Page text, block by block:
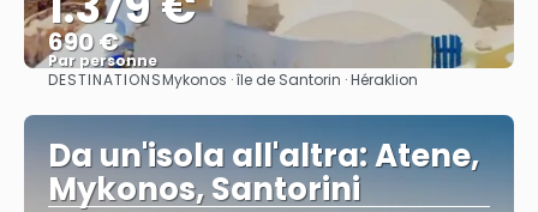
690 €
Par personne
Afficher
DESTINATIONSMykonos · île de Santorin · Héraklion
Da un'isola all'altra: Atene,
Mykonos, Santorini